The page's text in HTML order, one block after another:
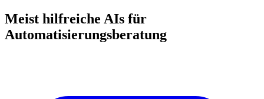
Meist hilfreiche AIs für
Automatisierungsberatung